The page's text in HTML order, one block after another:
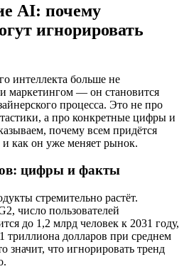
AI: почему
игнорировать
интеллекта больше не
маркетингом — он становится
процесса. Это не про
а про конкретные цифры и
почему всем придётся
как он уже меняет рынок.
цифры и факты
стремительно растёт.
число пользователей
до 1,2 млрд человек к 2031 году,
триллиона долларов при среднем
значит, что игнорировать тренд